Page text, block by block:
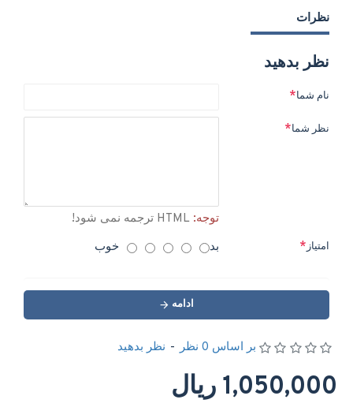
نظرات
نظر بدهید
نام شما
نظر شما
توجه:
امتیاز بد خوب
ادامه
بر اساس 0 نظر - نظر بدهید
1,050,000 ریال